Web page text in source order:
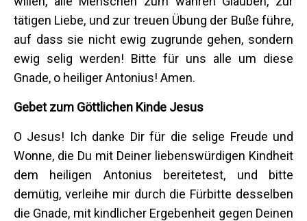
tätigen Liebe, und zur treuen Übung der Buße führe,
auf dass sie nicht ewig zugrunde gehen, sondern
ewig selig werden! Bitte für uns alle um diese
Gnade, o heiliger Antonius! Amen.
Gebet zum Göttlichen Kinde Jesus
O Jesus! Ich danke Dir für die selige Freude und
Wonne, die Du mit Deiner liebenswürdigen Kindheit
dem heiligen Antonius bereitetest, und bitte
demütig, verleihe mir durch die Fürbitte desselben
die Gnade, mit kindlicher Ergebenheit gegen Deinen